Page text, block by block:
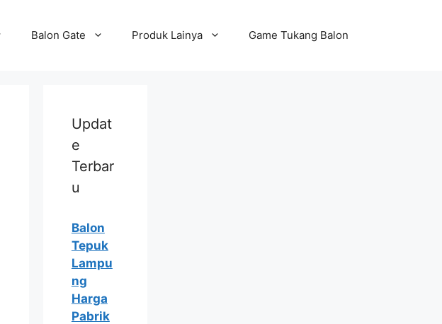
Balon Gate Produk Lainya Game Tukang Balon
Updat
e
Terbar
u
Balon
Tepuk
Lampu
ng
Harga
Pabrik